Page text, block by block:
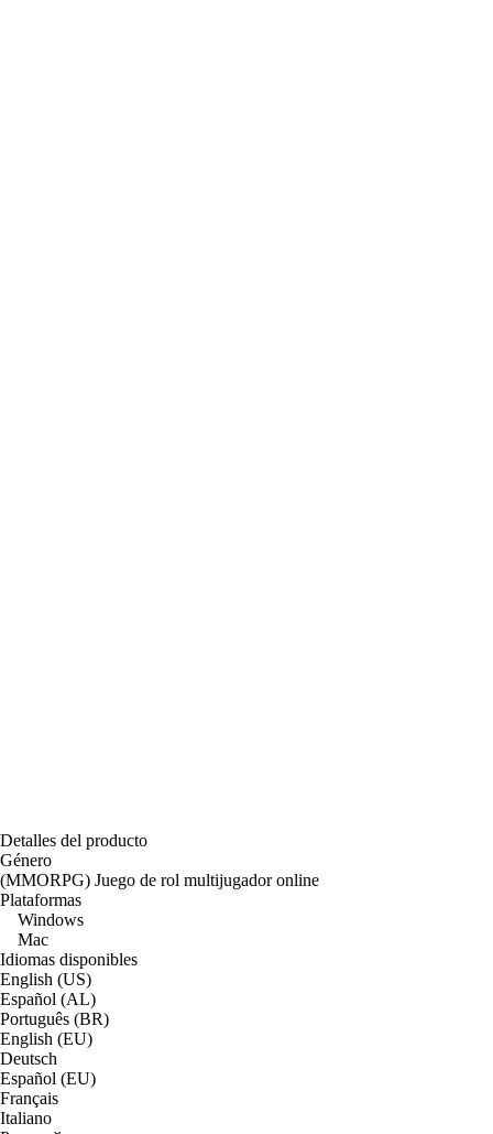
Detalles del producto
Género
(MMORPG) Juego de rol multijugador online
Plataformas
Windows
Mac
Idiomas disponibles
English (US)
Español (AL)
Português (BR)
English (EU)
Deutsch
Español (EU)
Français
Italiano